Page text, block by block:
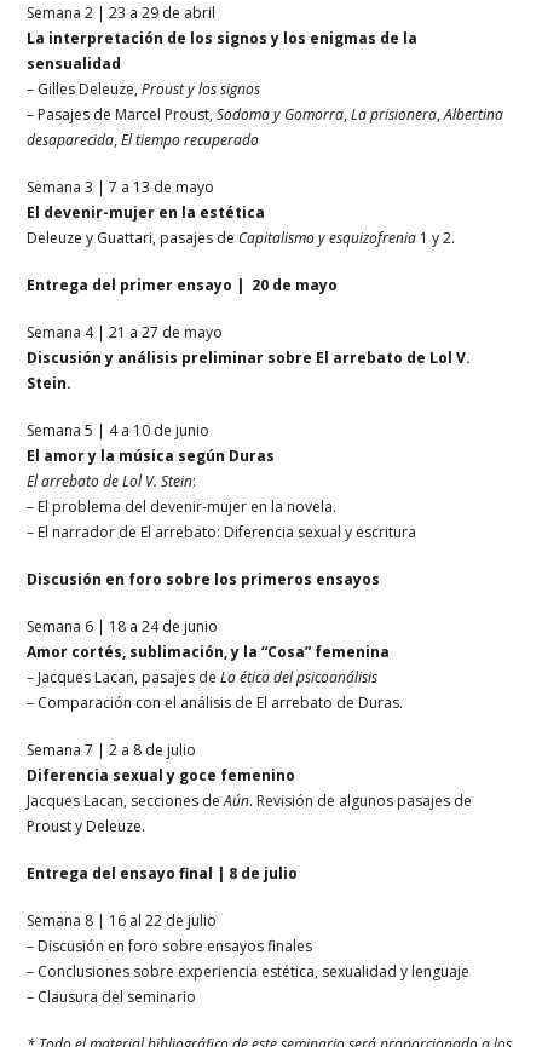
Semana 2 | 23 a 29 de abril
La interpretación de los signos y los enigmas de la
sensualidad
– Gilles Deleuze,Proust y los signos
– Pasajes de Marcel Proust,Sodoma y Gomorra,La prisionera,Albertina
desaparecida,El tiempo recuperado
Semana 3 | 7 a 13 de mayo
El devenir-mujer en la estética
Deleuze y Guattari, pasajes de Capitalismo y esquizofrenia 1 y 2.
Entrega del primer ensayo | 20 de mayo
Semana 4 | 21 a 27 de mayo
Discusión y análisis preliminar sobre El arrebato de Lol V.
Stein.
Semana 5 | 4 a 10 de junio
El amor y la música según Duras
El arrebato de Lol V. Stein:
– El problema del devenir-mujer en la novela.
– El narrador de El arrebato: Diferencia sexual y escritura
Discusión en foro sobre los primeros ensayos
Semana 6 | 18 a 24 de junio
Amor cortés, sublimación, y la “Cosa” femenina
– Jacques Lacan, pasajes deLa ética del psicoanálisis
– Comparación con el análisis de El arrebato de Duras.
Semana 7 | 2 a 8 de julio
Diferencia sexual y goce femenino
Jacques Lacan, secciones deAún. Revisión de algunos pasajes de
Proust y Deleuze.
Entrega del ensayo final | 8 de julio
Semana 8 | 16 al 22 de julio
– Discusión en foro sobre ensayos finales
– Conclusiones sobre experiencia estética, sexualidad y lenguaje
– Clausura del seminario